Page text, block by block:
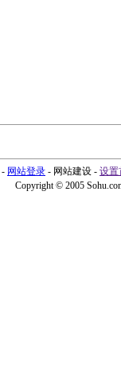
- 网站登录 - 网站建设 - 设置
Copyright © 2005